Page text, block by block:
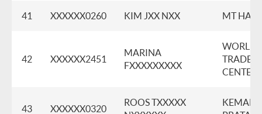
41 XXXXXX0260 KIM JXX NXX MT
42 XXXXXX2451
MARINA
FXXXXXXXXX
WORLD
TRADE
CENTER
43 XXXXXX0320
ROOS TXXXXX